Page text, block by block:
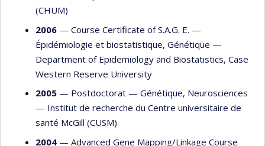
(CHUM)
2006 — Course Certificate of S.A.G. E. —
Épidémiologie et biostatistique, Génétique —
Department of Epidemiology and Biostatistics, Case
Western Reserve University
2005 — Postdoctorat — Génétique, Neurosciences
— Institut de recherche du Centre universitaire de
santé McGill (CUSM)
2004 — Advanced Gene Mapping/Linkage Course